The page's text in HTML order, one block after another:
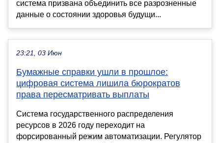
система призвана объединить все разрозненные
данные о состоянии здоровья будущи...
23:21, 03 Июн
Бумажные справки ушли в прошлое:
цифровая система лишила бюрократов
права пересматривать выплаты
Система государственного распределения
ресурсов в 2026 году переходит на
форсированный режим автоматизации. Регулятор